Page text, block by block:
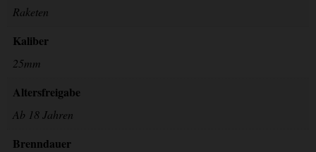
Raketen
Kaliber
25mm
Altersfreigabe
Ab 18 Jahren
Brenndauer